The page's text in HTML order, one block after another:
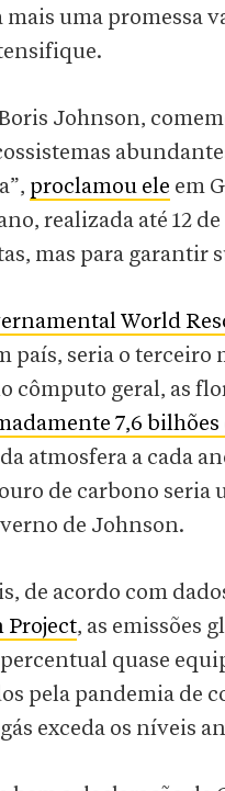
uma promessa
Johnson,
proclamou ele em
realizada até 12
mas para garantir
World
país, seria o terceiro
cômputo geral, as
7,6 bilhões
atmosfera a cada
de carbono seria
de Johnson.
de acordo com
Project, as emissões
quase
pela pandemia de
exceda os níveis